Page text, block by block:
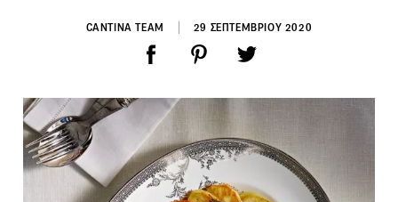
CANTINA TEAM 29 ΣΕΠΤΕΜΒΡΙΟΥ 2020